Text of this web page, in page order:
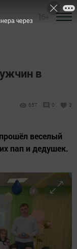
в
657 0 3
веселый
пап и дедушек.
через